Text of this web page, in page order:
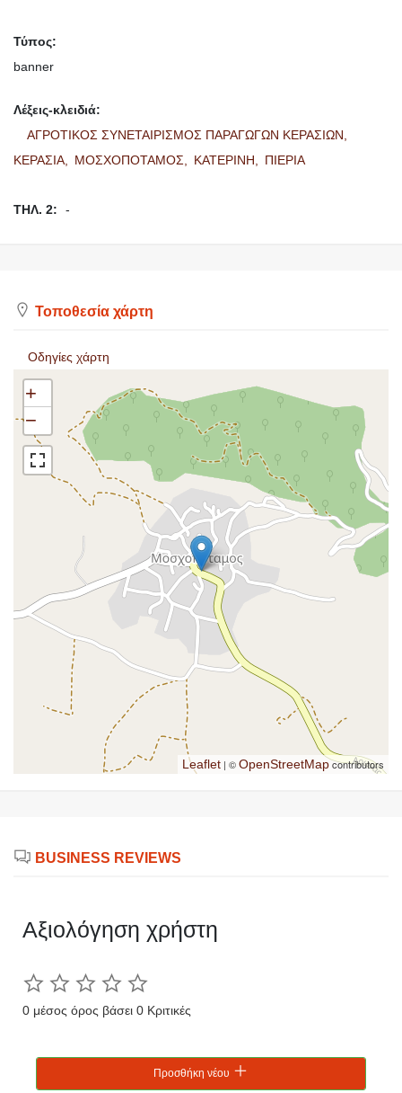
Τύπος:
banner
Λέξεις-κλειδιά:
ΑΓΡΟΤΙΚΟΣ ΣΥΝΕΤΑΙΡΙΣΜΟΣ ΠΑΡΑΓΩΓΩΝ ΚΕΡΑΣΙΩΝ,
ΚΕΡΑΣΙΑ,
ΜΟΣΧΟΠΟΤΑΜΟΣ, ΚΑΤΕΡΙΝΗ, ΠΙΕΡΙΑ
ΤΗΛ. 2: -
Τοποθεσία χάρτη
Οδηγίες χάρτη
+
−
Leaflet | ©OpenStreetMapcontributors
BUSINESS REVIEWS
Αξιολόγηση χρήστη
0 μέσος όρος βάσει 0 Κριτικές
Προσθήκη νέου